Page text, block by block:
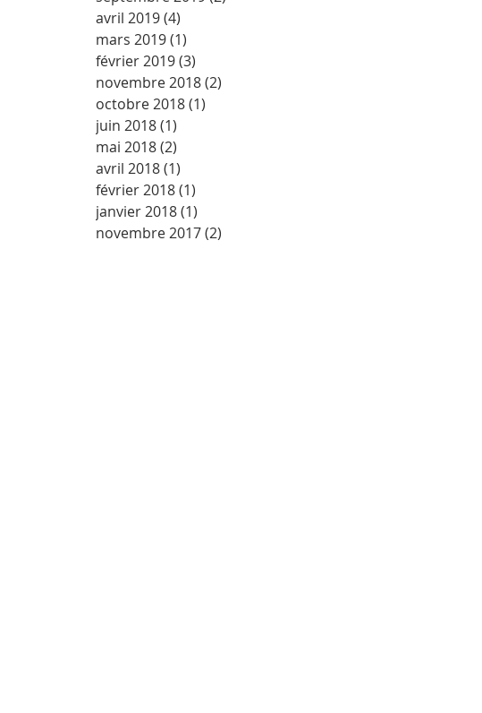
avril 2019(4)
mars 2019(1)
février 2019(3)
novembre 2018(2)
octobre 2018(1)
juin 2018(1)
mai 2018(2)
avril 2018(1)
février 2018(1)
janvier 2018(1)
novembre 2017(2)